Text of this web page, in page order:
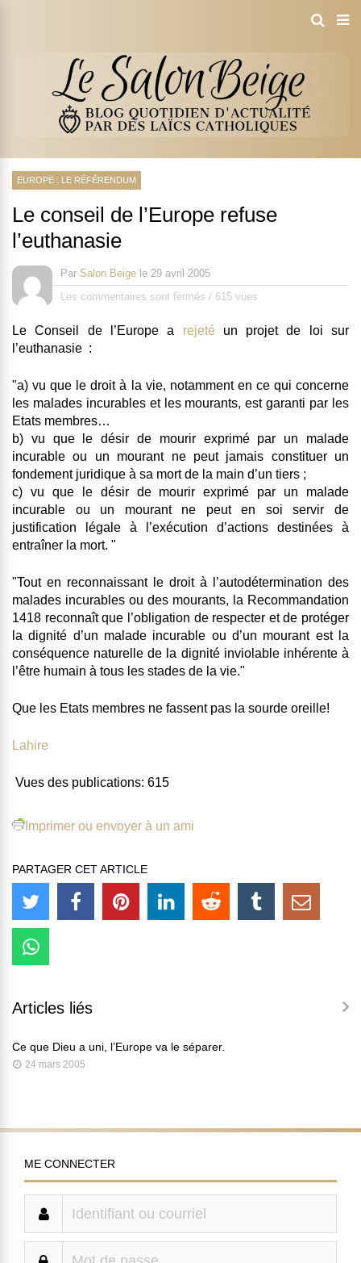
EUROPE : LE RÉFÉRENDUM
Le conseil de l’Europe refuse
l’euthanasie
Par Salon Beige le 29 avril 2005
Les commentaires sont fermés / 615 vues
Le Conseil de l’Europe a rejeté un projet de loi sur
l’euthanasie :
"a) vu que le droit à la vie, notamment en ce qui concerne
les malades incurables et les mourants, est garanti par les
Etats membres…
b) vu que le désir de mourir exprimé par un malade
incurable ou un mourant ne peut jamais constituer un
fondement juridique à sa mort de la main d’un tiers ;
c) vu que le désir de mourir exprimé par un malade
incurable ou un mourant ne peut en soi servir de
justification légale à l’exécution d’actions destinées à
entraîner la mort. "
"Tout en reconnaissant le droit à l’autodétermination des
malades incurables ou des mourants, la Recommandation
1418 reconnaît que l’obligation de respecter et de protéger
la dignité d’un malade incurable ou d’un mourant est la
conséquence naturelle de la dignité inviolable inhérente à
l’être humain à tous les stades de la vie."
Que les Etats membres ne fassent pas la sourde oreille!
Lahire
Vues des publications: 615
Imprimer ou envoyer à un ami
PARTAGER CET ARTICLE
Articles liés
Ce que Dieu a uni, l’Europe va le séparer.
24 mars 2005
ME CONNECTER